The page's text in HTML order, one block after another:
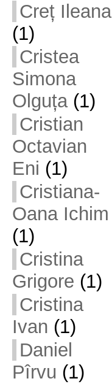
Creț Ileana
(1)
Cristea
Simona
Olguța(1)
Cristian
Octavian
Eni (1)
Cristiana-
Oana Ichim
(1)
Cristina
Grigore (1)
Cristina
Ivan (1)
Daniel
Pîrvu (1)